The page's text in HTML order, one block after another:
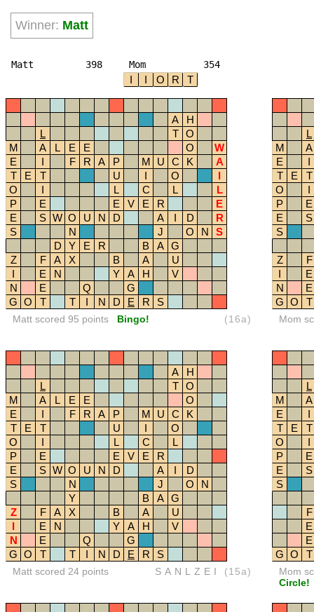
Winner: Matt
Matt 398 Mom 354
I I O R T
A
H
L
T
O
M
A L E E O
W
E
I F R A P M U C K
A
T
E T U I O
I
O
I L C L
L
P
E E V E R
E
E
S W O U N D A I D
R
S
N J O N
S
D
Y E R B A G
Z
F A X B A
U
I
E N Y A H
V
N
E Q
G
G O T T I N D E R S
Matt scored 95 points Bingo! (16a)
L
M
A
E
I
T
E
T
O
I
P
E
E
S
S
Z
F
I
E
N
E
G O T
Mom
A
H
L
T
O
M
A L E E
O
E
I F R A P M U C
K
T
E T U I
O
O
I L C
L
P
E E V E
R
E
S W O U N D A I
D
S
N J O
N
Y
B A G
Z
F A X B A
U
I
E N Y A H
V
N
E Q
G
G O T T I N D E R S
Matt scored 24 points SANLZEI (15a)
L
M
A
E
I
T
E
T
O
I
P
E
E
S
S
F
E
E
G O T
Mom
Circle!